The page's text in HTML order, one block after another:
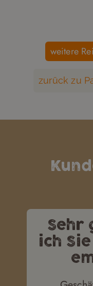
weitere
zurück zu
Sehr
ich